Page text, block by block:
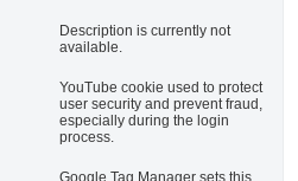
Description is currently not
available.
YouTube cookie used to protect
user security and prevent fraud,
especially during the login
process.
Google Tag Manager sets this